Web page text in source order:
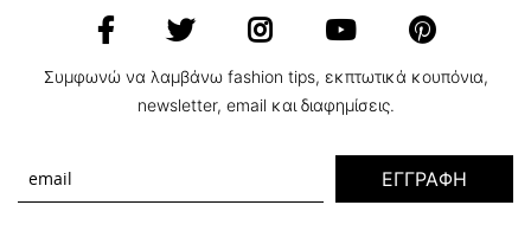
Συμφωνώ να λαμβάνω fashion tips, εκπτωτικά κουπόνια,
newsletter, email και διαφημίσεις.
ΕΓΓΡΑΦΗ